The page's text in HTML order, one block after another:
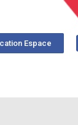
Espace